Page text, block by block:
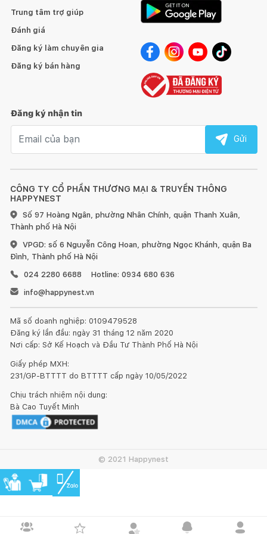
CÔNG TY CỔ PHẦN THƯƠNG MẠI & TRUYỀN THÔNG
HAPPYNEST
Số 97 Hoàng Ngân, phường Nhân Chính, quận Thanh Xuân,
Thành phố Hà Nội
VPGD: số 6 Nguyễn Công Hoan, phường Ngọc Khánh, quận Ba
Đình, Thành phố Hà Nội
024 2280 6688
Hotline: 0934 680 636
info@happynest.vn
Mã số doanh nghiệp: 0109479528
Đăng ký lần đầu: ngày 31 tháng 12 năm 2020
Nơi cấp: Sở Kế Hoạch và Đầu Tư Thành Phố Hà Nội
Giấy phép MXH:
231/GP-BTTTT do BTTTT cấp ngày 10/05/2022
Chịu trách nhiệm nội dung:
Bà Cao Tuyết Minh
Trung tâm trợ giúp
Đánh giá
Đăng ký làm chuyên gia
Đăng ký bán hàng
Đăng ký nhận tin
Gửi
© 2021 Happynest